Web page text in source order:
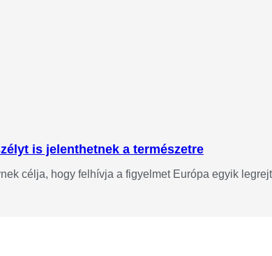
is jelenthetnek a természetre
célja, hogy felhívja a figyelmet Európa egyik